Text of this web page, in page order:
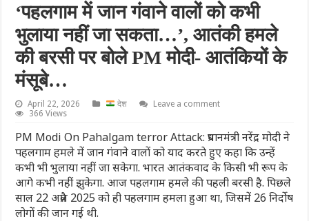
‘पहलगाम में जान गंवाने वालों को कभी
भुलाया नहीं जा सकता…’, आतंकी हमले
की बरसी पर बोले PM मोदी- आतंकियों के
मंसूबे…
April 22, 2026 देश
Leave a comment
366 Views
PM Modi On Pahalgam terror Attack: प्रधानमंत्री नरेंद्र मोदी ने
पहलगाम हमले में जान गंवाने वालों को याद करते हुए कहा कि उन्हें
कभी भी भुलाया नहीं जा सकेगा. भारत आतंकवाद के किसी भी रूप के
आगे कभी नहीं झुकेगा. आज पहलगाम हमले की पहली बरसी है. पिछले
साल 22 अप्रैल 2025 को ही पहलगाम हमला हुआ था, जिसमें 26 निर्दोष
लोगों की जान गई थी.